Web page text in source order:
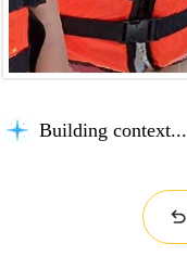
Building context...